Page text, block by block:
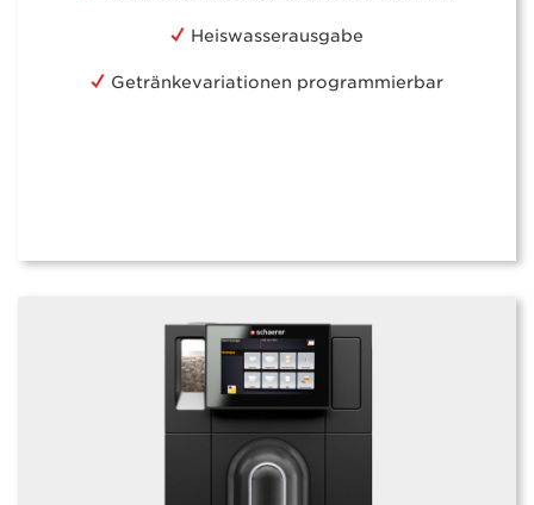
Heiswasserausgabe
Getränkevariationen programmierbar